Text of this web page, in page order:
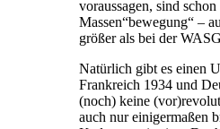
voraussagen, sind
Massen“bewegung“ –
größer als bei der
Natürlich gibt es einen
Frankreich 1934 und
(noch) keine
auch nur einigermaßen